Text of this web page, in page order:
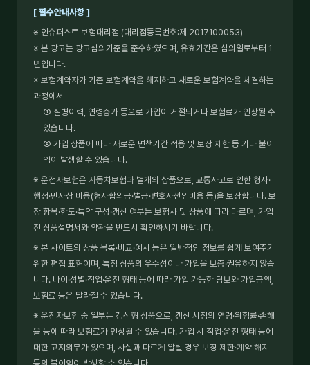
[ 필수안내사항 ]
※ 인슈퍼스트 보험대리점 (대리점등록번호:제 2017100053)
※ 본 광고는 광고심의기준을 준수하였으며, 유효기간은 심의일로부터 1
년입니다.
※ 보험계약자가 기존 보험계약을 해지하고 새로운 보험계약을 체결하는
과정에서
① 질병이력, 연령증가 등으로 가입이 거절되거나 보험료가 인상될 수
있습니다.
② 가입 상품에 따라 새로운 면책기간 적용 및 보장 제한 등 기타 불이
익이 발생할 수 있습니다.
※ 운전자보험은 자동차보험과 별개의 상품으로, 교통사고로 인한 형사·
행정·민사상 비용(형사합의금·벌금·변호사선임비용 등)을 보장합니다. 보
장 항목·한도·특약 구성·갱신 여부는 보험사 및 상품에 따라 다르며, 가입
전 상품설명서와 약관을 반드시 확인하시기 바랍니다.
※ 본 사이트의 상품 목록·비교·예시 등은 일반적인 정보를 쉽게 보여주기
위한 편집 표현이며, 특정 상품의 우수성이나 가입을 보증·권유하지 않습
니다. 나이·성별·직업·운전 형태 등에 따라 가입 가능한 담보와 가입금액,
보험료 등은 달라질 수 있습니다.
※ 운전자보험 중 일부는 갱신형 상품으로, 갱신 시점의 연령·위험률·손해
율 등에 따라 보험료가 인상될 수 있습니다. 가입 시 직업·운전 형태 등에
대한 고지의무가 있으며, 사실과 다르게 알릴 경우 보장 제한·계약 해지